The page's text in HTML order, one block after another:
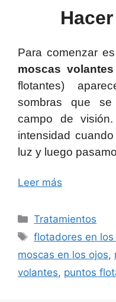
Para comenzar
moscas volantes
flotantes)
sombras que se
campo de
intensidad
luz y luego
Leer más
Categorías
Tratamientos
Etiquetas
flotadores en los
moscas en los ojos,
volantes, puntos